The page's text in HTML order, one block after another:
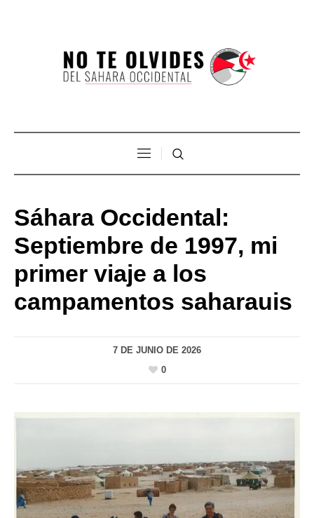
Sáhara Occidental:
Septiembre de 1997, mi
primer viaje a los
campamentos saharauis
7 DE JUNIO DE 2026
0